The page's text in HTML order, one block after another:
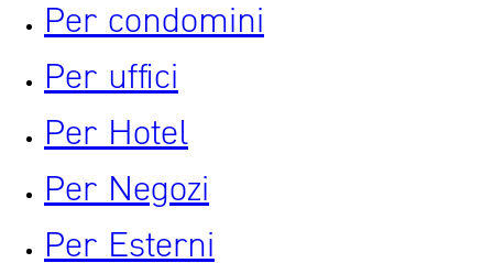
Per condomini
Per uffici
Per Hotel
Per Negozi
Per Esterni